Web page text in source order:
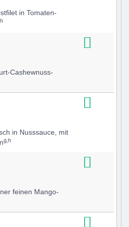
in Tomaten-
Cashewnuss-
in Nusssauce, mit
g,h
feinen Mango-